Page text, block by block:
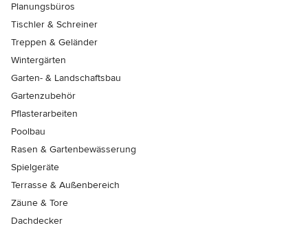
Planungsbüros
Tischler & Schreiner
Treppen & Geländer
Wintergärten
Garten- & Landschaftsbau
Gartenzubehör
Pflasterarbeiten
Poolbau
Rasen & Gartenbewässerung
Spielgeräte
Terrasse & Außenbereich
Zäune & Tore
Dachdecker